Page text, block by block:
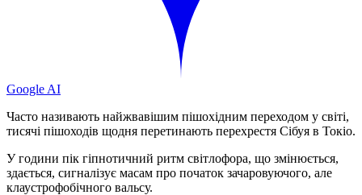
Google AI
Часто називають найжвавішим пішохідним переходом у світі,
тисячі пішоходів щодня перетинають перехрестя Сібуя в Токіо.
У години пік гіпнотичний ритм світлофора, що змінюється,
здається, сигналізує масам про початок зачаровуючого, але
клаустрофобічного вальсу.